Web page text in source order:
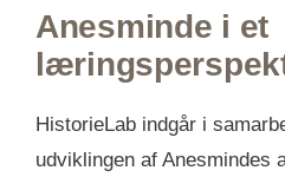
Anesminde i et
HistorieLab indgår i
udviklingen af Anesmindes